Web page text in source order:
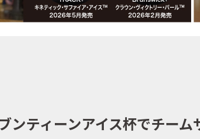
ブランド
ンティーンアイス杯でチーム